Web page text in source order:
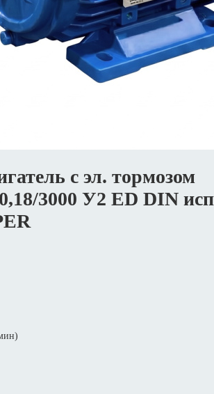
с эл. тормозом
3000 У2 ED DIN исп